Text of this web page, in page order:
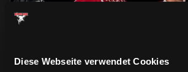
Diese Webseite verwendet Cookies